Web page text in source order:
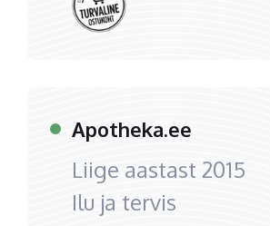
Apotheka.ee
Liige aastast 2015
Ilu ja tervis